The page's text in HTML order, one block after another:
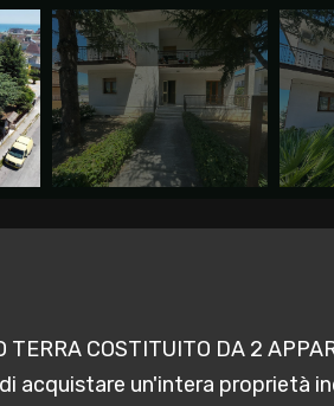
TERRA COSTITUITO DA 2
acquistare un'intera proprietà